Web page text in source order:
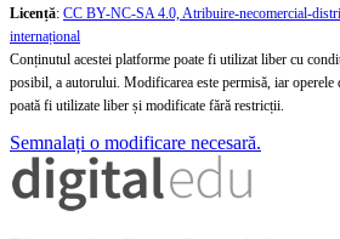
Licență: CC BY-NC-SA 4.0, Atribuire-necomercial-
internațional
Conținutul acestei platforme poate fi utilizat liber cu
posibil, a autorului. Modificarea este permisă, iar operele
poată fi utilizate liber și modificate fără restricții.
Semnalați o modificare necesară.